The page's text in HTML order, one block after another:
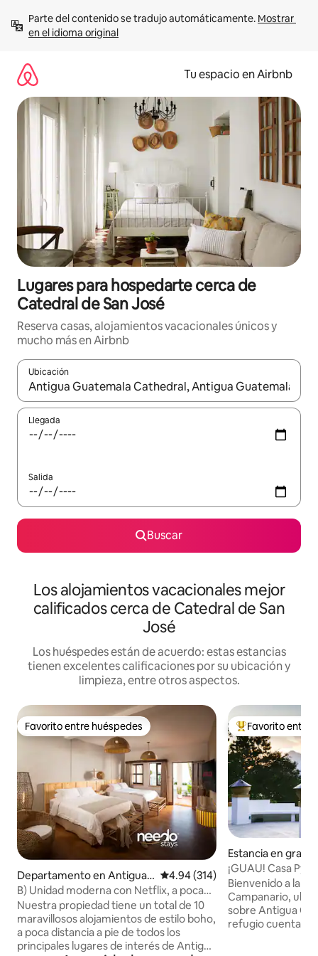
contenido
Parte del contenido se tradujo automáticamente. Mostrar
en el idioma original
Tu espacio en Airbnb
Lugares para hospedarte cerca de
Catedral de San José
Reserva casas, alojamientos vacacionales únicos y
mucho más en Airbnb
Ubicación
Cuando los resultados estén disponibles, podrás navegar
Llegada
Salida
Buscar
Los alojamientos vacacionales mejor
calificados cerca de Catedral de San
José
Los huéspedes están de acuerdo: estas estancias
tienen excelentes calificaciones por su ubicación y
limpieza, entre otros aspectos.
Favorito entre huéspedes
Favorito entre huéspedes
Departamento en Antigua
Guatemala
Calificación promedio: 4.94 de
4.94 (314)
B) Unidad moderna con Netflix, a poca
distancia #7
Nuestra propiedad tiene un total de 10
maravillosos alojamientos de estilo boho,
a poca distancia a pie de todos los
principales lugares de interés de Antigua
De los mejores
Favorito entre
Estancia en
ua
¡GUAU! Casa
inspiración maya/
Bienvenido a la
Campanario,
sobre Antigua
refugio cuenta